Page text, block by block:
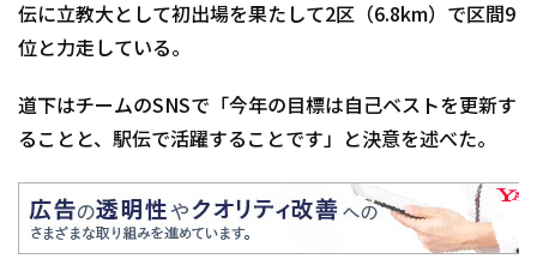
伝に立教大として初出場を果たして2区（6.8km）で区間9
位と力走している。
道下はチームのSNSで「今年の目標は自己ベストを更新す
ることと、駅伝で活躍することです」と決意を述べた。